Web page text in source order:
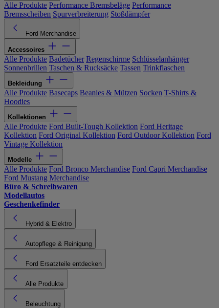
Alle Produkte Performance Bremsbeläge Performance
Bremsscheiben Spurverbreiterung Stoßdämpfer
Ford Merchandise
Accessoires
Alle Produkte Badetücher Regenschirme Schlüsselanhänger
Sonnenbrillen Taschen & Rucksäcke Tassen Trinkflaschen
Bekleidung
Alle Produkte Basecaps Beanies & Mützen Socken T-Shirts &
Hoodies
Kollektionen
Alle Produkte Ford Built-Tough Kollektion Ford Heritage
Kollektion Ford Original Kollektion Ford Outdoor Kollektion Ford
Vintage Kollektion
Modelle
Alle Produkte Ford Bronco Merchandise Ford Capri Merchandise
Ford Mustang Merchandise
Büro & Schreibwaren
Modellautos
Geschenkefinder
Hybrid & Elektro
Autopflege & Reinigung
Ford Ersatzteile entdecken
Alle Produkte
Beleuchtung